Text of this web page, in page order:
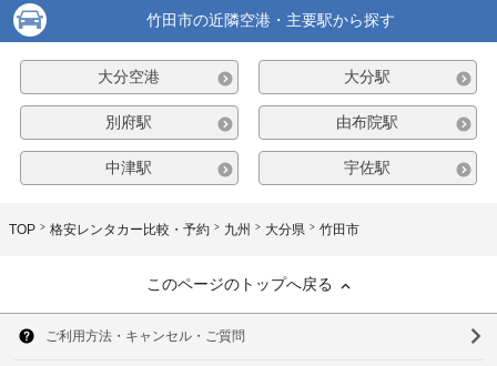
竹田市の近隣空港・主要駅から探す
大分空港 大分駅
別府駅 由布院駅
中津駅 宇佐駅
TOP 格安レンタカー比較・予約 九州 大分県 竹田市
このページのトップへ戻る